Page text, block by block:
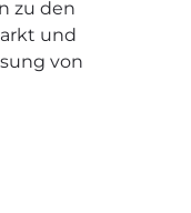
zu den
und
von